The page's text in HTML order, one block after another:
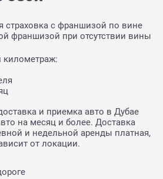
страховка с франшизой по вине
франшизой при отсутствии вины
и приемка авто в Дубае
на месяц и более. Доставка
и недельной аренды платная,
от локации.